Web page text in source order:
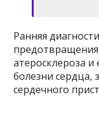
Ранняя
предотвращения
атеросклероза
болезни сердца,
сердечного